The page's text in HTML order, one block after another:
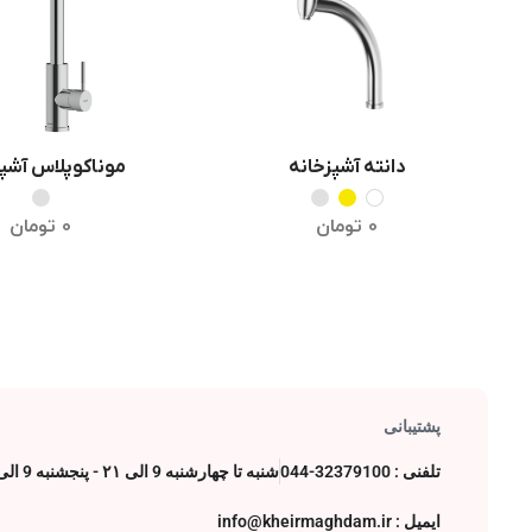
انتخاب گزینه ها
دانته آشپزخانه
0 تومان
انتخاب
موناکوپلاس
0 تومان
پشتیبانی
تلفنی : 32379100-044 شنبه تا چهارشنبه 9 الی ۲۱ - پنجشنبه 9 الی 17
ایمیل : info@kheirmaghdam.ir